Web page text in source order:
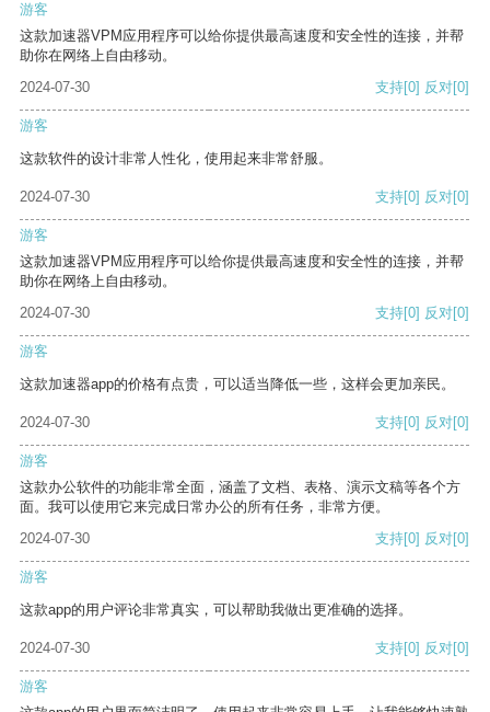
游客
这款加速器VPM应用程序可以给你提供最高速度和安全性的连接，并帮
助你在网络上自由移动。
2024-07-30
支持[0] 反对[0]
游客
这款软件的设计非常人性化，使用起来非常舒服。
2024-07-30 支持[0] 反对[0]
游客
这款加速器VPM应用程序可以给你提供最高速度和安全性的连接，并帮
助你在网络上自由移动。
2024-07-30
支持[0] 反对[0]
游客
这款加速器app的价格有点贵，可以适当降低一些，这样会更加亲民。
2024-07-30 支持[0] 反对[0]
游客
这款办公软件的功能非常全面，涵盖了文档、表格、演示文稿等各个方
面。我可以使用它来完成日常办公的所有任务，非常方便。
2024-07-30
支持[0] 反对[0]
游客
这款app的用户评论非常真实，可以帮助我做出更准确的选择。
2024-07-30 支持[0] 反对[0]
游客